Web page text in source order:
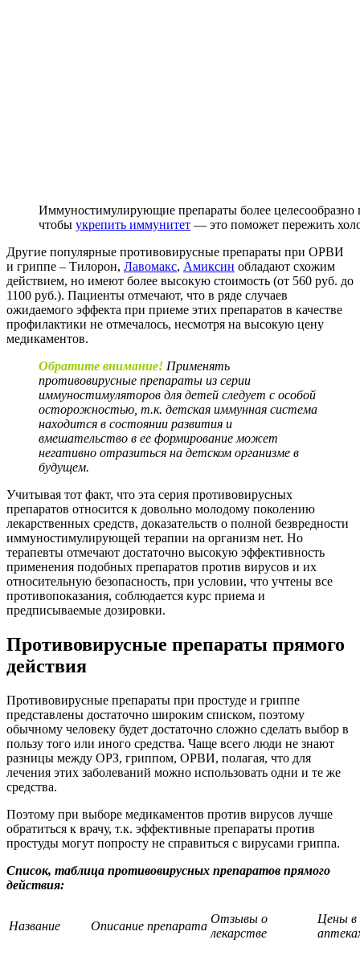
Иммуностимулирующие препараты более целесообразно
чтобы укрепить иммунитет — это поможет пережить
Другие популярные противовирусные препараты при ОРВИ
и гриппе – Тилорон, Лавомакс, Амиксин обладают схожим
действием, но имеют более высокую стоимость (от 560 руб. до
1100 руб.). Пациенты отмечают, что в ряде случаев
ожидаемого эффекта при приеме этих препаратов в качестве
профилактики не отмечалось, несмотря на высокую цену
медикаментов.
Обратите внимание! Применять
противовирусные препараты из серии
иммуностимуляторов для детей следует с особой
осторожностью, т.к. детская иммунная система
находится в состоянии развития и
вмешательство в ее формирование может
негативно отразиться на детском организме в
будущем.
Учитывая тот факт, что эта серия противовирусных
препаратов относится к довольно молодому поколению
лекарственных средств, доказательств о полной безвредности
иммуностимулирующей терапии на организм нет. Но
терапевты отмечают достаточно высокую эффективность
применения подобных препаратов против вирусов и их
относительную безопасность, при условии, что учтены все
противопоказания, соблюдается курс приема и
предписываемые дозировки.
Противовирусные препараты прямого
действия
Противовирусные препараты при простуде и гриппе
представлены достаточно широким списком, поэтому
обычному человеку будет достаточно сложно сделать выбор в
пользу того или иного средства. Чаще всего люди не знают
разницы между ОРЗ, гриппом, ОРВИ, полагая, что для
лечения этих заболеваний можно использовать одни и те же
средства.
Поэтому при выборе медикаментов против вирусов лучше
обратиться к врачу, т.к. эффективные препараты против
простуды могут попросту не справиться с вирусами гриппа.
Список, таблица противовирусных препаратов прямого
действия:
Название Описание препарата
Отзывы о
лекарстве
Цены в